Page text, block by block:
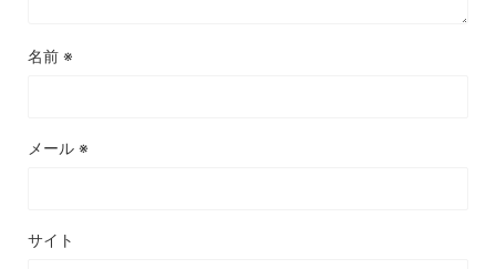
名前 ※
メール ※
サイト